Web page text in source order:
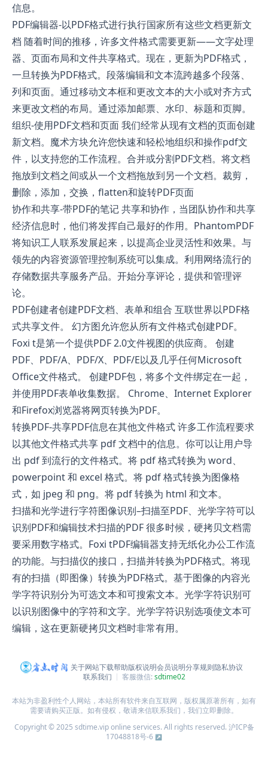
信息。
PDF编辑器-以PDF格式进行执行国家所有这些文档更新文
档 随着时间的推移，许多文件格式需要更新——文字处理
器、页面布局和文件共享格式。现在，更新为PDF格式，
一旦转换为PDF格式。段落编辑和文本流跨越多个段落、
列和页面。通过移动文本框和更改文本的大小或对齐方式
来更改文档的布局。通过添加邮票、水印、标题和页脚。
组织-使用PDF文档和页面 我们经常从现有文档的页面创建
新文档。魔术方块允许您快速和轻松地组织和操作pdf文
件，以支持您的工作流程。合并或分割PDF文档。将文档
拖放到文档之间或从一个文档拖放到另一个文档。裁剪，
删除，添加，交换，flatten和旋转PDF页面
协作和共享-带PDF的笔记 共享和协作，当团队协作和共享
经济信息时，他们将发挥自己最好的作用。PhantomPDF
将知识工人联系发展起来，以提高企业灵活性和效果。与
领先的内容资源管理控制系统可以集成。利用网络流行的
存储数据共享服务产品。开始分享评论，提供和管理评
论。
PDF创建者创建PDF文档、表单和组合 互联世界以PDF格
式共享文件。 幻方图允许您从所有文件格式创建PDF。
Foxi t是第一个提供PDF 2.0文件视图的供应商。 创建
PDF、PDF/A、PDF/X、PDF/E以及几乎任何Microsoft
Office文件格式。 创建PDF包，将多个文件绑定在一起，
并使用PDF表单收集数据。 Chrome、Internet Explorer
和Firefox浏览器将网页转换为PDF。
转换PDF-共享PDF信息在其他文件格式 许多工作流程要求
以其他文件格式共享 pdf 文档中的信息。你可以让用户导
出 pdf 到流行的文件格式。将 pdf 格式转换为 word、
powerpoint 和 excel 格式。将 pdf 格式转换为图像格
式，如 jpeg 和 png。将 pdf 转换为 html 和文本。
扫描和光学进行字符图像识别–扫描至PDF、光学字符可以
识别PDF和编辑技术扫描的PDF 很多时候，硬拷贝文档需
要采用数字格式。Foxi tPDF编辑器支持无纸化办公工作流
的功能。与扫描仪的接口，扫描并转换为PDF格式。将现
有的扫描（即图像）转换为PDF格式。基于图像的内容光
学字符识别分为可选文本和可搜索文本。光学字符识别可
以识别图像中的字符和文字。光学字符识别选项使文本可
编辑，这在更新硬拷贝文档时非常有用。
关于网站下载帮助版权说明会员说明分享规则隐私协议
联系我们
客服微信:sdtime02
本站为非盈利性个人网站，本站所有软件来自互联网，版权属原著所有，如有
需要请购买正版。如有侵权，敬请来信联系我们，我们立即删除。
Copyright © 2025 sdtime.vip online services. All rights reserved.沪ICP备
17048818号-6